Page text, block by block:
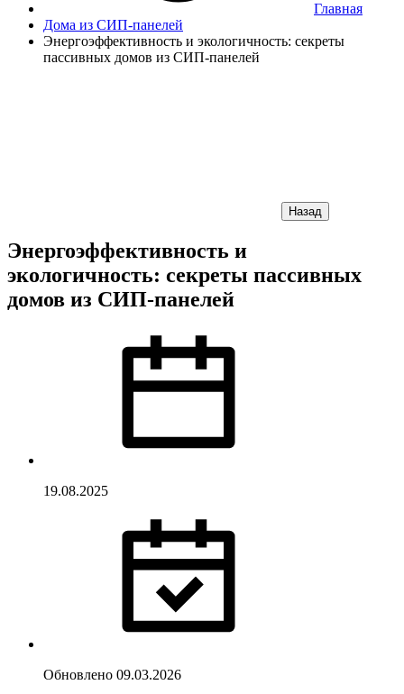
Главная
Дома из СИП-панелей
Энергоэффективность и экологичность: секреты
пассивных домов из СИП-панелей
Назад
Энергоэффективность и
экологичность: секреты пассивных
домов из СИП-панелей
19.08.2025
Обновлено 09.03.2026